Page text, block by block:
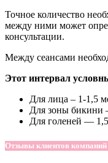
Точное количество
между ними может
консультации.
Между сеансами
Этот интервал
Для лица – 1-1,5
Для зоны бикини
Для голеней —
Отзывы клиентов компаний